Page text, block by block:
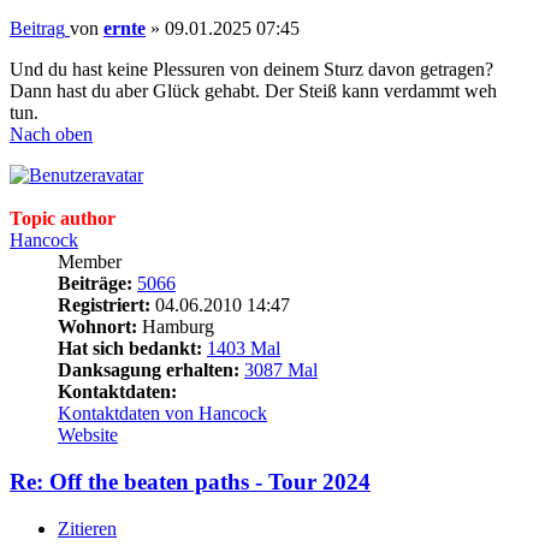
Beitrag von ernte » 09.01.2025 07:45
Und du hast keine Plessuren von deinem Sturz davon getragen?
Dann hast du aber Glück gehabt. Der Steiß kann verdammt weh
tun.
Nach oben
Topic author
Hancock
Member
Beiträge: 5066
Registriert: 04.06.2010 14:47
Wohnort: Hamburg
Hat sich bedankt: 1403 Mal
Danksagung erhalten: 3087 Mal
Kontaktdaten:
Kontaktdaten von Hancock
Website
Re: Off the beaten paths - Tour 2024
Zitieren